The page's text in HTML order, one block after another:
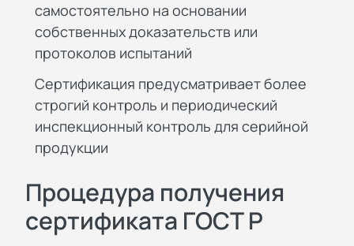
самостоятельно на основании
собственных доказательств или
протоколов испытаний
Сертификация предусматривает более
строгий контроль и периодический
инспекционный контроль для серийной
продукции
Процедура получения
сертификата ГОСТ Р